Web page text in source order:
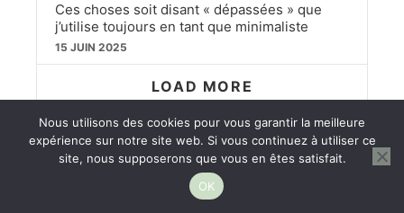
Ces choses soit disant « dépassées » que
j’utilise toujours en tant que minimaliste
15 JUIN 2025
LOAD MORE
PREVIOUS
EPISODE
SHOW
EPISODES
LIST
NEXT
Nous utilisons des cookies pour vous garantir la meilleure
expérience sur notre site web. Si vous continuez à utiliser ce
site, nous supposerons que vous en êtes satisfait.
OK